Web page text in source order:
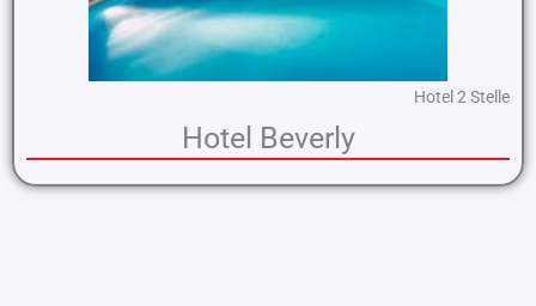
Hotel 2 Stelle
Hotel Beverly